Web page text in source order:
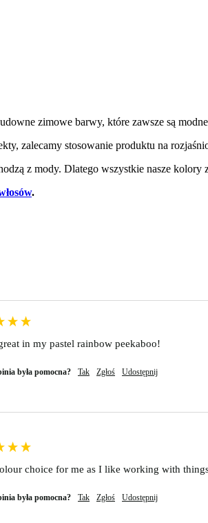
zimowe barwy, które zawsze są
zalecamy stosowanie produktu na
z mody. Dlatego wszystkie nasze
.
in my pastel rainbow peekaboo!
była pomocna? Tak Zgłoś Udostępnij
choice for me as I like working with
była pomocna? Tak Zgłoś Udostępnij